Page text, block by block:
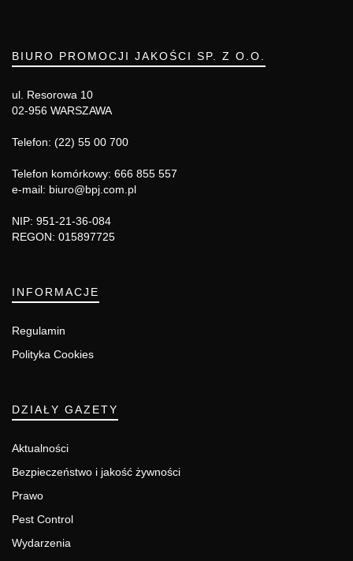
BIURO PROMOCJI JAKOŚCI SP. Z O.O.
ul. Resorowa 10
02-956 WARSZAWA
Telefon: (22) 55 00 700
Telefon komórkowy: 666 855 557
e-mail: biuro@bpj.com.pl
NIP: 951-21-36-084
REGON: 015897725
INFORMACJE
Regulamin
Polityka Cookies
DZIAŁY GAZETY
Aktualności
Bezpieczeństwo i jakość żywności
Prawo
Pest Control
Wydarzenia